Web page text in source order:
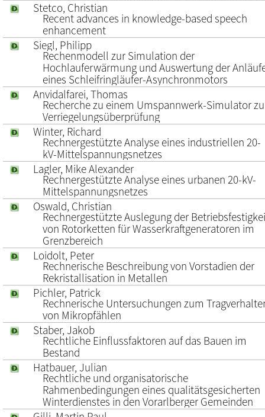
Stetco, Christian
Recent advances in knowledge-based speech
enhancement
Siegl, Philipp
Rechenmodell zur Simulation der
Hochlauferwärmung und Auswertung der
eines Schleifringläufer-Asynchronmotors
Anvidalfarei, Thomas
Recherche zu einem Umspannwerk-Simulator
Verriegelungsüberprüfung
Winter, Richard
Rechnergestützte Analyse eines industriellen 20-
kV-Mittelspannungsnetzes
Lagler, Mike Alexander
Rechnergestützte Analyse eines urbanen 20-kV-
Mittelspannungsnetzes
Oswald, Christian
Rechnergestützte Auslegung der
von Rotorketten für Wasserkraftgeneratoren im
Grenzbereich
Loidolt, Peter
Rechnerische Beschreibung von Vorstadien der
Rekristallisation in Metallen
Pichler, Patrick
Rechnerische Untersuchungen zum
von Mikropfählen
Staber, Jakob
Rechtliche Einflussfaktoren auf das Bauen im
Bestand
Hatbauer, Julian
Rechtliche und organisatorische
Rahmenbedingungen eines qualitätsgesicherten
Winterdienstes in den Vorarlberger Gemeinden